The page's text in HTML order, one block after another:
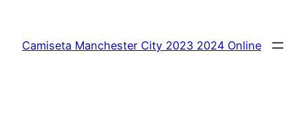
contenido
Camiseta Manchester City 2023 2024 Online